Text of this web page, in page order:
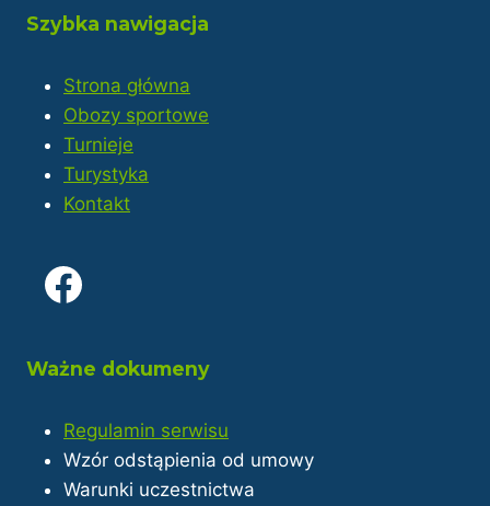
Szybka nawigacja
Strona główna
Obozy sportowe
Turnieje
Turystyka
Kontakt
Ważne dokumeny
Regulamin serwisu
Wzór odstąpienia od umowy
Warunki uczestnictwa